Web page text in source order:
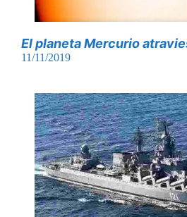
El planeta Mercurio
11/11/2019